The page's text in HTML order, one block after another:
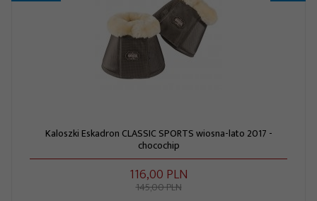
Kaloszki Eskadron CLASSIC SPORTS wiosna-lato 2017 -
chocochip
116,00 PLN
145,00 PLN